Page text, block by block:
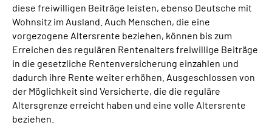
diese freiwilligen Beiträge leisten, ebenso Deutsche mit
Wohnsitz im Ausland. Auch Menschen, die eine
vorgezogene Altersrente beziehen, können bis zum
Erreichen des regulären Rentenalters freiwillige Beiträge
in die gesetzliche Rentenversicherung einzahlen und
dadurch ihre Rente weiter erhöhen. Ausgeschlossen von
der Möglichkeit sind Versicherte, die die reguläre
Altersgrenze erreicht haben und eine volle Altersrente
beziehen.